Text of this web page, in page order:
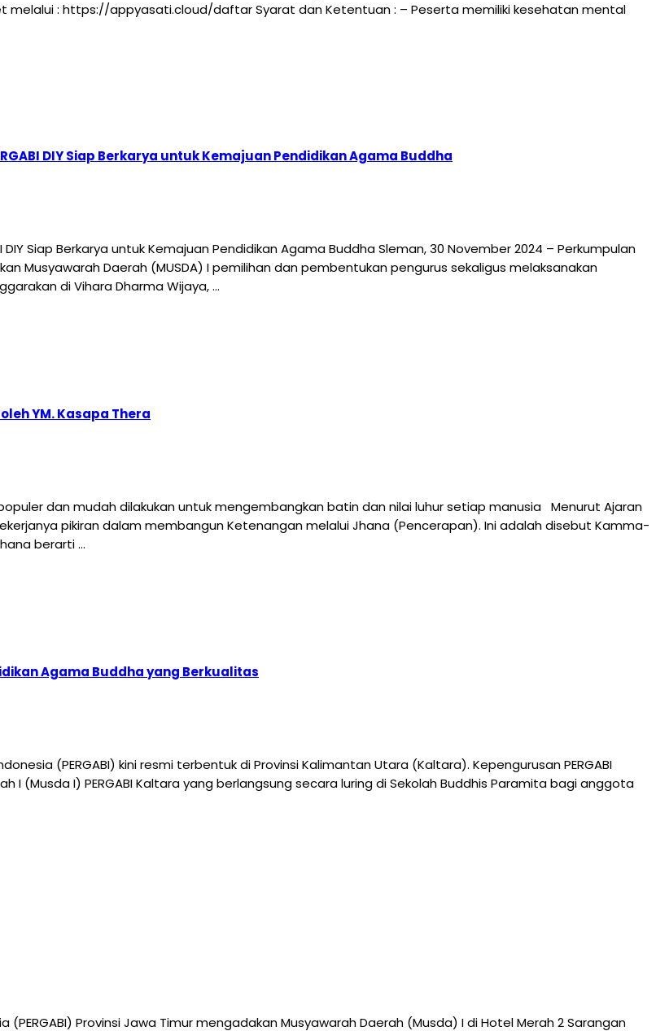
melalui : https://appyasati.cloud/daftar Syarat dan Ketentuan : – Peserta memiliki kesehatan mental
DIY Siap Berkarya untuk Kemajuan Pendidikan Agama Buddha
Siap Berkarya untuk Kemajuan Pendidikan Agama Buddha Sleman, 30 November 2024 – Perkumpulan
Musyawarah Daerah (MUSDA) I pemilihan dan pembentukan pengurus sekaligus melaksanakan
di Vihara Dharma Wijaya, …
YM. Kasapa Thera
dan mudah dilakukan untuk mengembangkan batin dan nilai luhur setiap manusia Menurut Ajaran
pikiran dalam membangun Ketenangan melalui Jhana (Pencerapan). Ini adalah disebut Kamma-
berarti …
Agama Buddha yang Berkualitas
(PERGABI) kini resmi terbentuk di Provinsi Kalimantan Utara (Kaltara). Kepengurusan PERGABI
I (Musda I) PERGABI Kaltara yang berlangsung secara luring di Sekolah Buddhis Paramita bagi anggota
Provinsi Jawa Timur mengadakan Musyawarah Daerah (Musda) I di Hotel Merah 2 Sarangan